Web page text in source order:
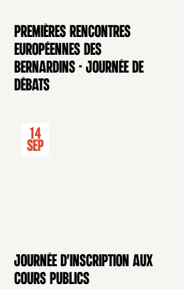
CONFÉRENCE
Premières rencontres
européennes des
Bernardins - Journée de
débats
CONFÉRENCE
14
Sep
Journée d'inscription aux
cours publics